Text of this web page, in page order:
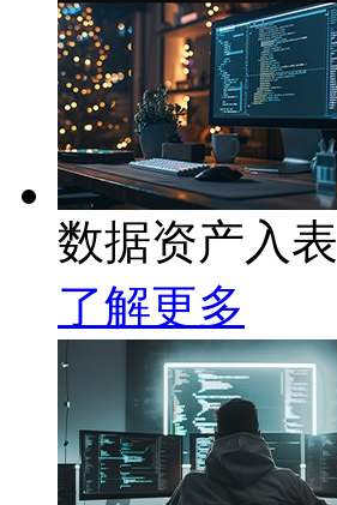
数据资产入表
了解更多